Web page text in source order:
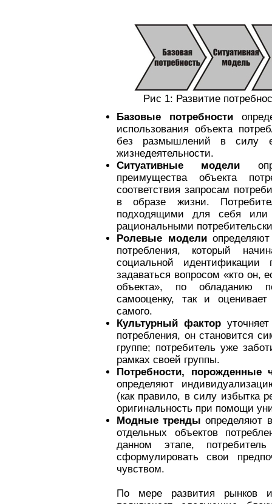
Рис 1: Развитие
Базовые потребности
использования объекта
без размышлений в силу
жизнедеятельности.
Ситуативные модели
преимущества объекта
соответствия запросам
в образе жизни.
подходящими для себя или
рациональными
Ролевые моделиопределяют
потребления, который
социальной идентификации
задаваться вопросом «кто он,
объекта», по обладанию
самооценку, так и
самого.
Культурный фактор
потребления, он становится
группе; потребитель уже
рамках своей группы.
Потребности, порожденные
определяют
(как правило, в силу избытка
оригинальность при помощи
Модные тренды определяют
отдельных объектов
данном этапе,
сформулировать свои
чувством.
По мере развития рынков